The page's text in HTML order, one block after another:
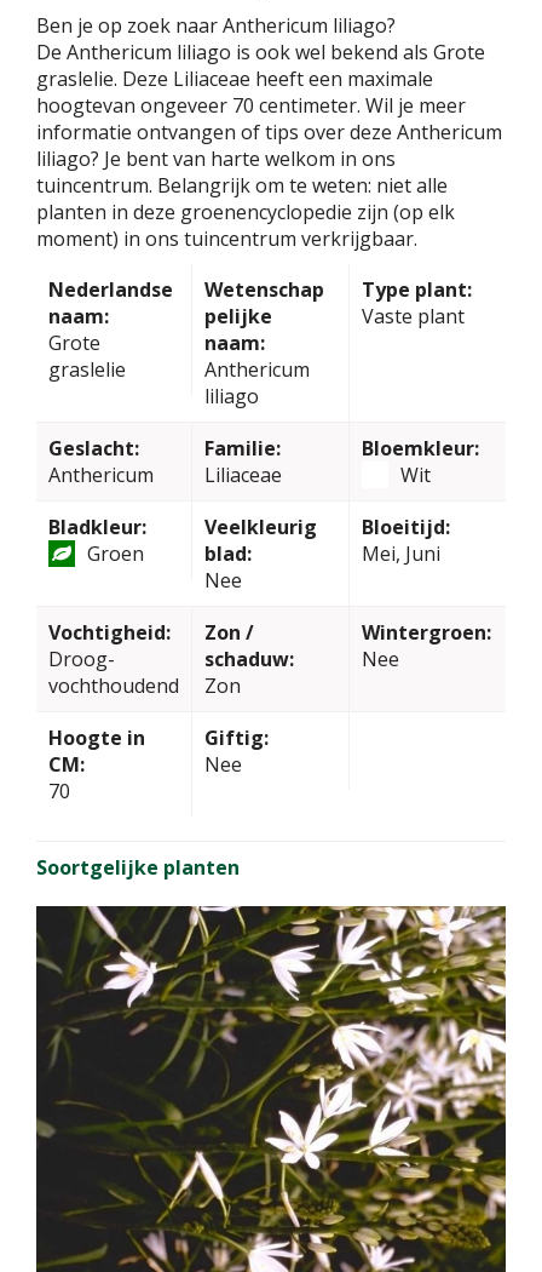
Ben je op zoek naar Anthericum liliago?
De Anthericum liliago is ook wel bekend als Grote
graslelie. Deze Liliaceae heeft een maximale
hoogtevan ongeveer 70 centimeter. Wil je meer
informatie ontvangen of tips over deze Anthericum
liliago? Je bent van harte welkom in ons
tuincentrum. Belangrijk om te weten: niet alle
planten in deze groenencyclopedie zijn (op elk
moment) in ons tuincentrum verkrijgbaar.
Nederlandse
naam:
Grote
graslelie
Wetenschap
pelijke
naam:
Anthericum
liliago
Type plant:
Vaste plant
Geslacht:
Anthericum
Familie:
Liliaceae
Bloemkleur:
Wit
Bladkleur:
Groen
Veelkleurig
blad:
Nee
Bloeitijd:
Mei, Juni
Vochtigheid:
Droog-
vochthoudend
Zon /
schaduw:
Zon
Wintergroen:
Nee
Hoogte in
CM:
70
Giftig:
Nee
Soortgelijke planten